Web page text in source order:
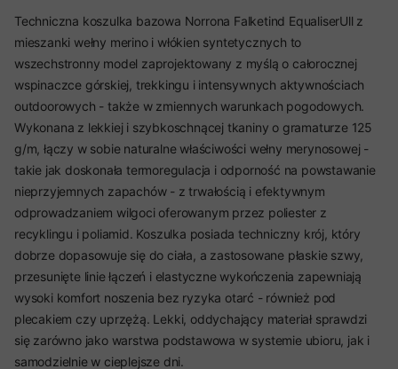
Techniczna koszulka bazowa Norrona Falketind EqualiserUll z
mieszanki wełny merino i włókien syntetycznych to
wszechstronny model zaprojektowany z myślą o całorocznej
wspinaczce górskiej, trekkingu i intensywnych aktywnościach
outdoorowych - także w zmiennych warunkach pogodowych.
Wykonana z lekkiej i szybkoschnącej tkaniny o gramaturze 125
g/m, łączy w sobie naturalne właściwości wełny merynosowej -
takie jak doskonała termoregulacja i odporność na powstawanie
nieprzyjemnych zapachów - z trwałością i efektywnym
odprowadzaniem wilgoci oferowanym przez poliester z
recyklingu i poliamid. Koszulka posiada techniczny krój, który
dobrze dopasowuje się do ciała, a zastosowane płaskie szwy,
przesunięte linie łączeń i elastyczne wykończenia zapewniają
wysoki komfort noszenia bez ryzyka otarć - również pod
plecakiem czy uprzężą. Lekki, oddychający materiał sprawdzi
się zarówno jako warstwa podstawowa w systemie ubioru, jak i
samodzielnie w cieplejsze dni.